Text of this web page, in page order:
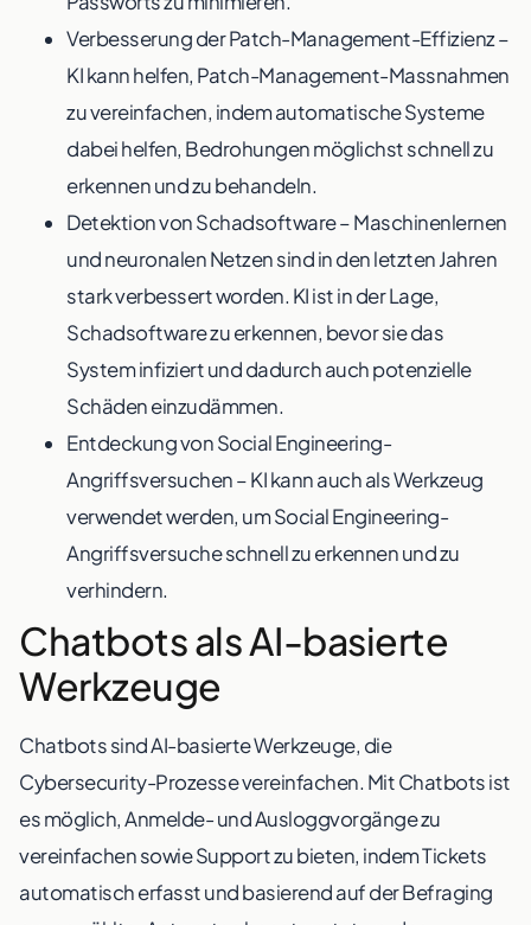
Verbesserung der Patch-Management-Effizienz –
KI kann helfen, Patch-Management-Massnahmen
zu vereinfachen, indem automatische Systeme
dabei helfen, Bedrohungen möglichst schnell zu
erkennen und zu behandeln.
Detektion von Schadsoftware – Maschinenlernen
und neuronalen Netzen sind in den letzten Jahren
stark verbessert worden. KI ist in der Lage,
Schadsoftware zu erkennen, bevor sie das
System infiziert und dadurch auch potenzielle
Schäden einzudämmen.
Entdeckung von Social Engineering-
Angriffsversuchen – KI kann auch als Werkzeug
verwendet werden, um Social Engineering-
Angriffsversuche schnell zu erkennen und zu
verhindern.
Chatbots als AI-basierte
Werkzeuge
Chatbots sind AI-basierte Werkzeuge, die
Cybersecurity-Prozesse vereinfachen. Mit Chatbots ist
es möglich, Anmelde- und Ausloggvorgänge zu
vereinfachen sowie Support zu bieten, indem Tickets
automatisch erfasst und basierend auf der Befraging